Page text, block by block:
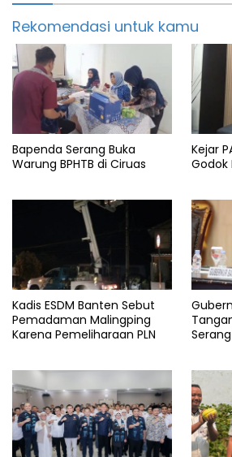
Rekomendasi untuk kamu
Bapenda Serang Buka
Warung BPHTB di Ciruas
Kejar
Godok
Kadis ESDM Banten Sebut
Pemadaman Malingping
Karena Pemeliharaan PLN